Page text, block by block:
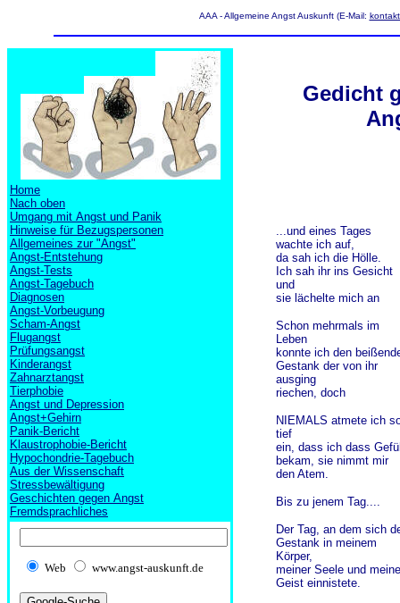
AAA - Allgemeine Angst Auskunft (E-Mail:
Home
Nach oben
Umgang mit Angst und Panik
Hinweise für Bezugspersonen
Allgemeines zur "Angst"
Angst-Entstehung
Angst-Tests
Angst-Tagebuch
Diagnosen
Angst-Vorbeugung
Scham-Angst
Flugangst
Prüfungsangst
Kinderangst
Zahnarztangst
Tierphobie
Angst und Depression
Angst+Gehirn
Panik-Bericht
Klaustrophobie-Bericht
Hypochondrie-Tagebuch
Aus der Wissenschaft
Stressbewältigung
Geschichten gegen Angst
Fremdsprachliches
Web www.angst-auskunft.de
Gedicht
...und eines Tages
wachte ich auf,
da sah ich die Hölle.
Ich sah ihr ins Gesicht
und
sie lächelte mich an
Schon mehrmals im
Leben
konnte ich den
Gestank der von ihr
ausging
riechen, doch
NIEMALS atmete ich
tief
ein, dass ich dass
bekam, sie nimmt mir
den Atem.
Bis zu jenem Tag....
Der Tag, an dem sich
Gestank in meinem
Körper,
meiner Seele und
Geist einnistete.